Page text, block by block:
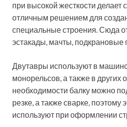
при высокой жесткости делает
отличным решением для
специальные строения. Сюда
эстакады, мачты, подкрановые
Двутавры используют в
монорельсов, а также в других
необходимости балку можно
резке, а также сварке, поэтому
используют при оформлении